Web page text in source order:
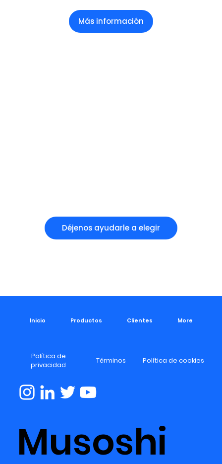
Déjenos ayudarle a elegir
Más información
Inicio Productos Clientes More
Política de
privacidad
Términos Política de cookies
Musoshi